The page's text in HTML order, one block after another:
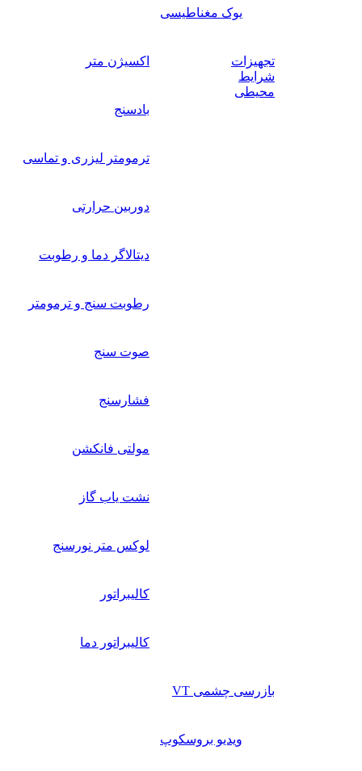
یوک مغناطیسی
تجهیزات
شرایط
محیطی
اکسیژن متر
بادسنج
ترمومتر لیزری و تماسی
دوربین حرارتی
دیتالاگر دما و رطوبت
رطوبت سنج و ترمومتر
صوت سنج
فشارسنج
مولتی فانکشن
نشت یاب گاز
لوکس متر نورسنج
کالیبراتور
کالیبراتور دما
بازرسی چشمی VT
ویدیو بروسکوپ